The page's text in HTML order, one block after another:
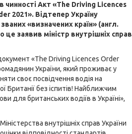
чинності Акт «The Driving Licences
2021». Відтепер Україну
«визначених країн» (англ.
заявив міністр внутрішніх справ
«The Driving Licences Order
України, який проживає у
своє посвідчення водія на
Британії без іспитів! Найближчим
для британських водіїв в Україні»,
внутрішніх справ України